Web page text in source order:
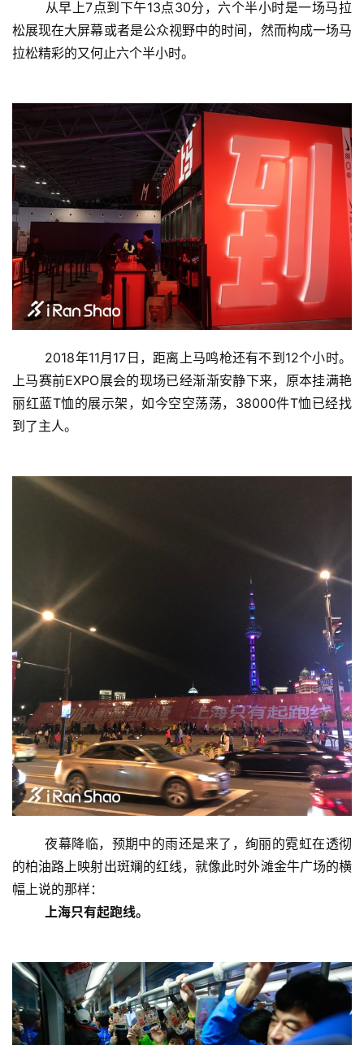
松展现在大屏幕或者是公众视野中的时间，然而构成一场马
拉松精彩的又何止六个半小时。
上马赛前EXPO展会的现场已经渐渐安静下来，原本挂满艳
丽红蓝T恤的展示架，如今空空荡荡，38000件T恤已经找
到了主人。
	夜幕降临，预期中的雨还是来了，绚丽的霓虹在透彻
的柏油路上映射出斑斓的红线，就像此时外滩金牛广场的横
幅上说的那样：
上海只有起跑线。